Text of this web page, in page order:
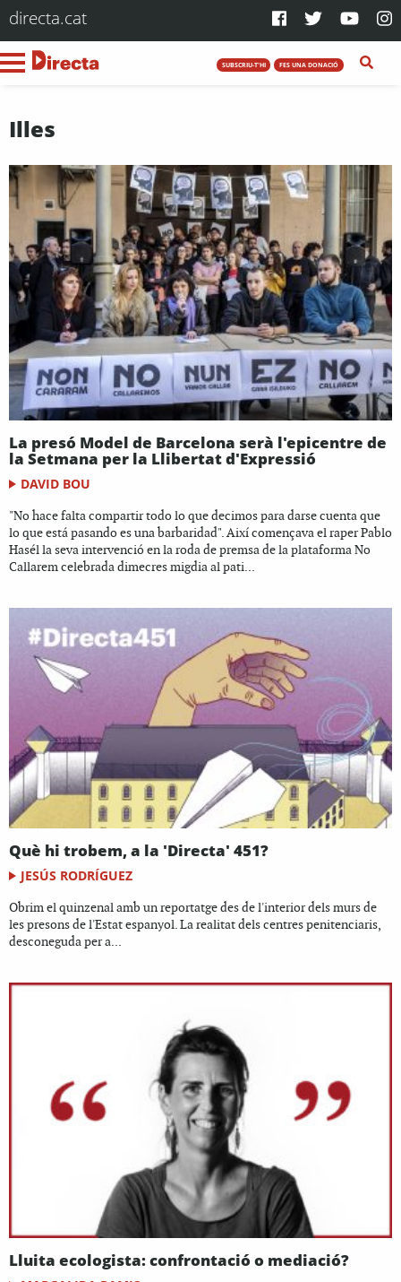
directa.cat
SUBSCRIU-T'HI FES UNA DONACIÓ
Illes
La presó Model de Barcelona serà l'epicentre de
la Setmana per la Llibertat d'Expressió
DAVID BOU
"No hace falta compartir todo lo que decimos para darse cuenta que
lo que está pasando es una barbaridad". Així començava el raper Pablo
Hasél la seva intervenció en la roda de premsa de la plataforma No
Callarem celebrada dimecres migdia al pati...
Què hi trobem, a la 'Directa' 451?
JESÚS RODRÍGUEZ
Obrim el quinzenal amb un reportatge des de l'interior dels murs de
les presons de l'Estat espanyol. La realitat dels centres penitenciaris,
desconeguda per a...
Lluita ecologista: confrontació o mediació?